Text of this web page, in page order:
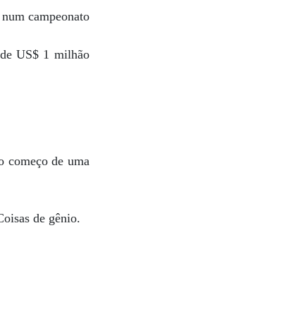
campeonato
US$ 1 milhão
começo de uma
de gênio.